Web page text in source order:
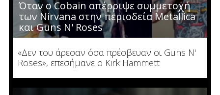
Όταν ο Cobain απέρριψε συμμετοχή
των Nirvana στην περιοδεία Metallica
και Guns N' Roses
«Δεν του άρεσαν όσα πρέσβευαν οι Guns N'
Roses», επεσήμανε ο Kirk Hammett